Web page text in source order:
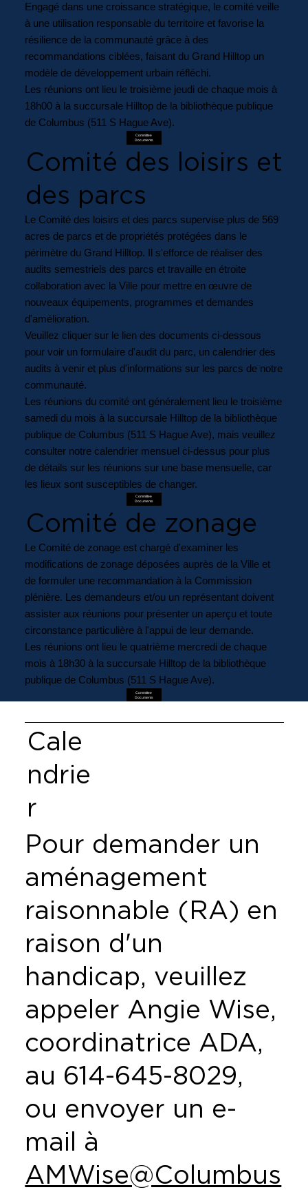
Cale
ndrie
r
Pour demander un
aménagement
raisonnable (RA) en
raison d'un
handicap, veuillez
appeler Angie Wise,
coordinatrice ADA,
au 614-645-8029,
ou envoyer un e-
mail à
AMWise@Columbus
Engagé dans une croissance stratégique, le comité veille
à une utilisation responsable du territoire et favorise la
résilience de la communauté grâce à des
recommandations ciblées, faisant du Grand Hilltop un
modèle de développement urbain réfléchi.
Les réunions ont lieu le troisième jeudi de chaque mois à
18h00 à la succursale Hilltop de la bibliothèque publique
de Columbus (511 S Hague Ave).
Committee
Documents
Comité des loisirs et
des parcs
Le Comité des loisirs et des parcs supervise plus de 569
acres de parcs et de propriétés protégées dans le
périmètre du Grand Hilltop. Il s'efforce de réaliser des
audits semestriels des parcs et travaille en étroite
collaboration avec la Ville pour mettre en œuvre de
nouveaux équipements, programmes et demandes
d'amélioration.
Veuillez cliquer sur le lien des documents ci-dessous
pour voir un formulaire d'audit du parc, un calendrier des
audits à venir et plus d'informations sur les parcs de notre
communauté.
Les réunions du comité ont généralement lieu le troisième
samedi du mois à la succursale Hilltop de la bibliothèque
publique de Columbus (511 S Hague Ave), mais veuillez
consulter notre calendrier mensuel ci-dessus pour plus
de détails sur les réunions sur une base mensuelle, car
les lieux sont susceptibles de changer.
Committee
Documents
Comité de zonage
Le Comité de zonage est chargé d'examiner les
modifications de zonage déposées auprès de la Ville et
de formuler une recommandation à la Commission
plénière. Les demandeurs et/ou un représentant doivent
assister aux réunions pour présenter un aperçu et toute
circonstance particulière à l'appui de leur demande.
Les réunions ont lieu le quatrième mercredi de chaque
mois à 18h30 à la succursale Hilltop de la bibliothèque
publique de Columbus (511 S Hague Ave).
Committee
Documents